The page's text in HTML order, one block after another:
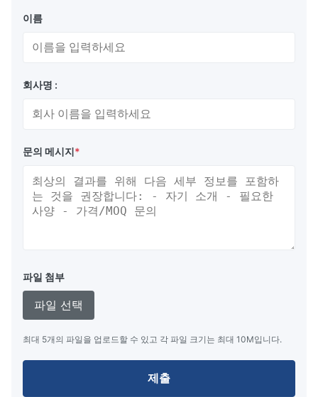
이름
회사명 :
문의 메시지*
파일 첨부
파일 선택
최대 5개의 파일을 업로드할 수 있고 각 파일 크기는 최대 10M입니다.
제출